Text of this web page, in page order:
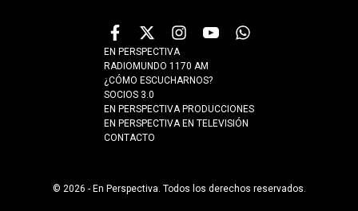
EN PERSPECTIVA
RADIOMUNDO 1170 AM
¿CÓMO ESCUCHARNOS?
SOCIOS 3.0
EN PERSPECTIVA PRODUCCIONES
EN PERSPECTIVA EN TELEVISIÓN
CONTACTO
© 2026 - En Perspectiva. Todos los derechos reservados.